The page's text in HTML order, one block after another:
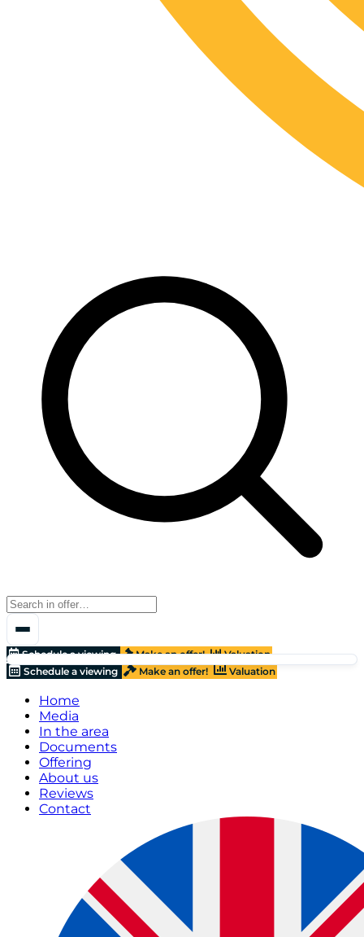
Schedule a viewing Make an offer!
Valuation
Schedule a viewing
Make an offer! Valuation
Home
Media
In the area
Documents
Offering
About us
Reviews
Contact